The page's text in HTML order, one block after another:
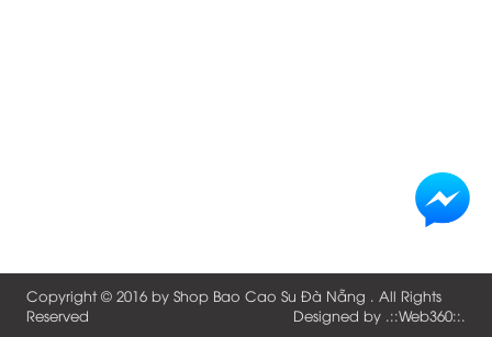
Copyright © 2016 by Shop Bao Cao Su Đà Nẵng . All Rights
Reserved
Designed by .::Web360::.